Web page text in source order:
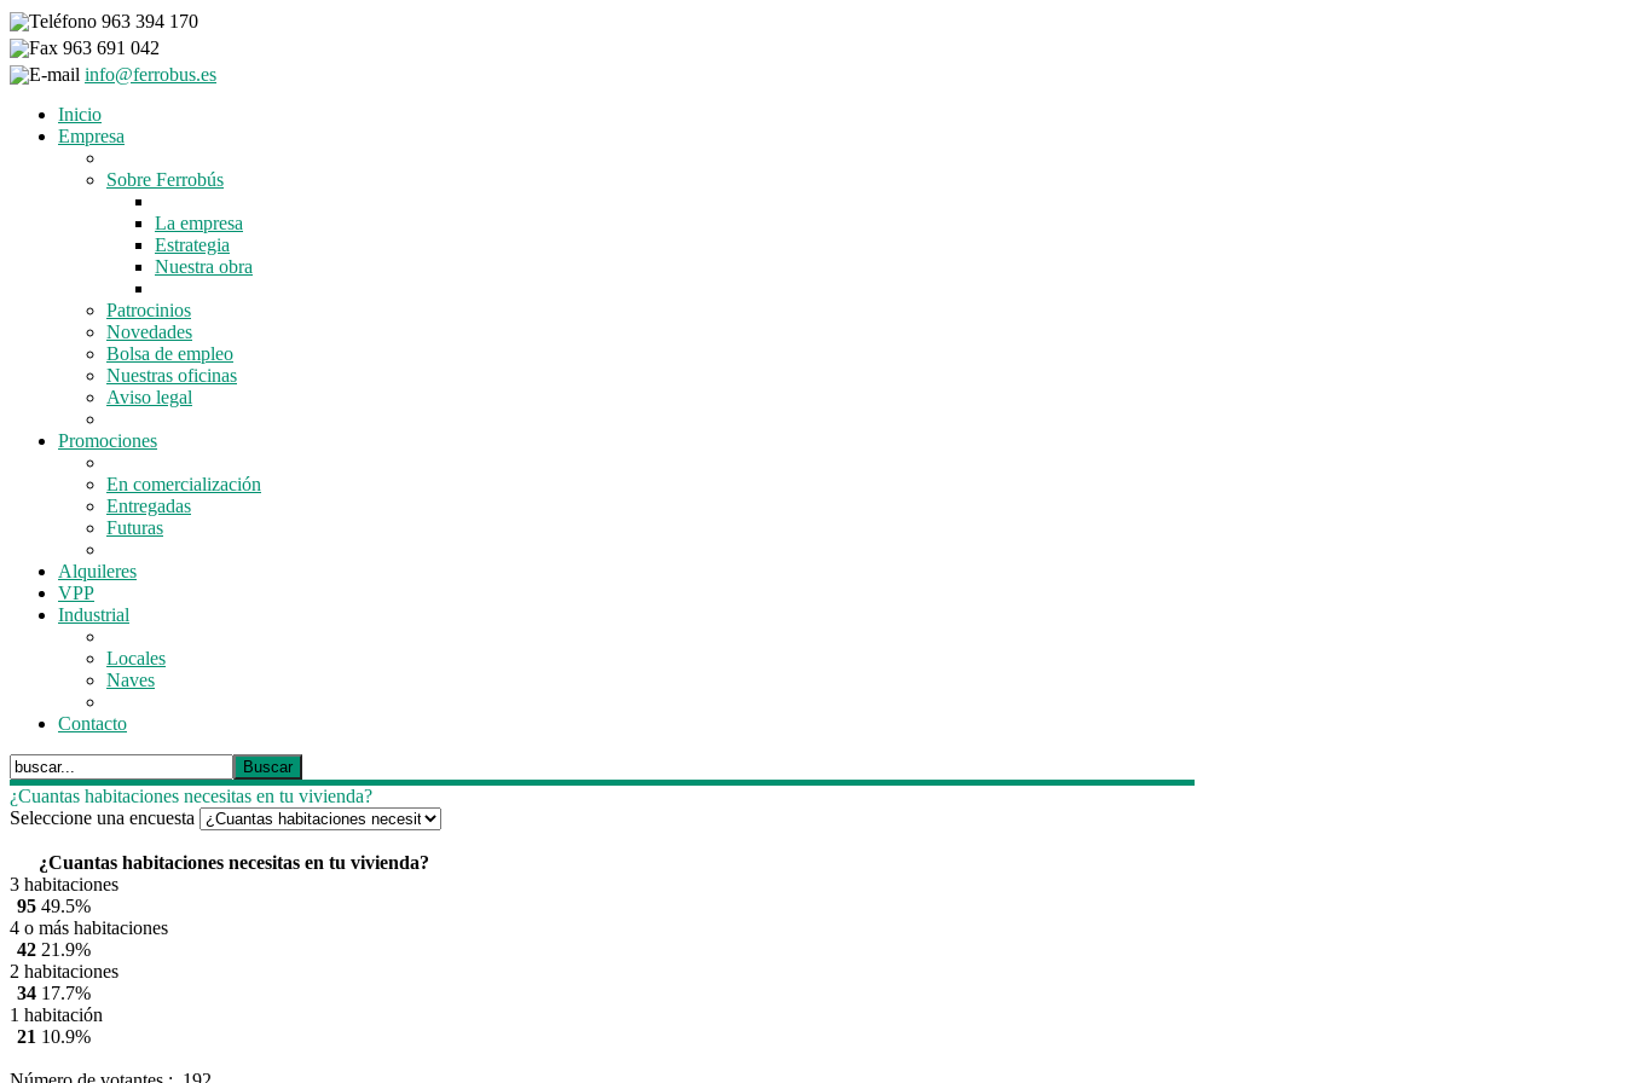
963 394 170
963 691 042
info@ferrobus.es
Inicio
Empresa
Sobre Ferrobús
La empresa
Estrategia
Nuestra obra
Patrocinios
Novedades
Bolsa de empleo
Nuestras oficinas
Aviso legal
Promociones
En comercialización
Entregadas
Futuras
Alquileres
VPP
Industrial
Locales
Naves
Contacto
¿Cuantas habitaciones necesitas en tu vivienda?
Seleccione una encuesta
¿Cuantas habitaciones necesitas en tu vivienda?
3 habitaciones
95 49.5%
4 o más habitaciones
42 21.9%
2 habitaciones
34 17.7%
1 habitación
21 10.9%